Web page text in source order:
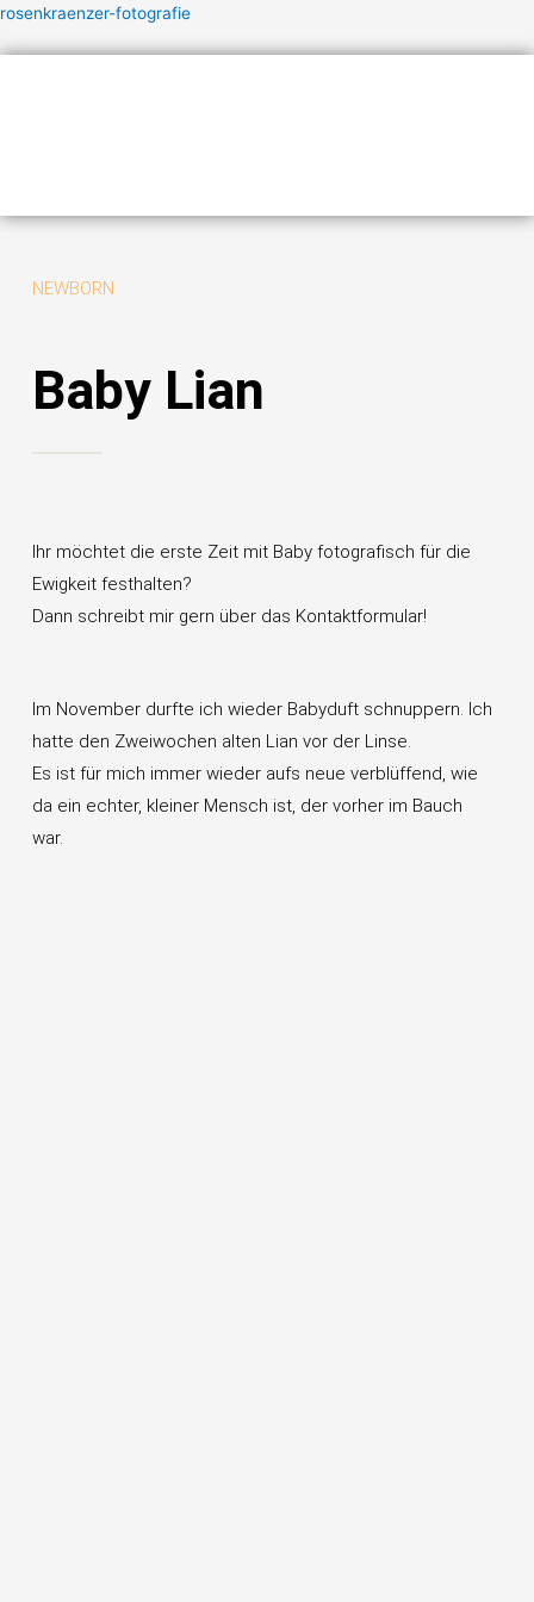
Zum
rosenkraenzer-fotografie
NEWBORN
Baby Lian
Ihr möchtet die erste Zeit mit Baby fotografisch für die
Ewigkeit festhalten?
Dann schreibt mir gern über das Kontaktformular!
Im November durfte ich wieder Babyduft schnuppern. Ich
hatte den Zweiwochen alten Lian vor der Linse.
Es ist für mich immer wieder aufs neue verblüffend, wie
da ein echter, kleiner Mensch ist, der vorher im Bauch
war.